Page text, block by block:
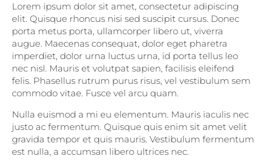
Lorem ipsum dolor sit amet, consectetur adipiscing
elit. Quisque rhoncus nisi sed suscipit cursus. Donec
porta metus porta, ullamcorper libero ut, viverra
augue. Maecenas consequat, dolor eget pharetra
imperdiet, dolor urna luctus urna, id porta tellus leo
nec nisl. Mauris et volutpat sapien, facilisis eleifend
felis. Phasellus rutrum purus risus, vel vestibulum sem
commodo vitae. Fusce vel arcu quam.
Nulla euismod a mi eu elementum. Mauris iaculis nec
justo ac fermentum. Quisque quis enim sit amet velit
gravida tempor et quis mauris. Vestibulum fermentum
est nulla, a accumsan libero ultrices nec.